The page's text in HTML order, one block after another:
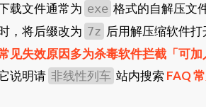
载文件通常为 exe 格式的自解压文
，将后缀改为 7z 后用解压缩软件打
见失效原因多为杀毒软件拦截「可
说明请 非线性列车 站内搜索 FAQ